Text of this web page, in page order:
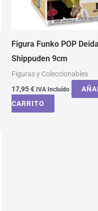
Figura Funko POP
Shippuden 9cm
Figuras y Coleccionables
17,95€ IVA Incluído
CARRITO